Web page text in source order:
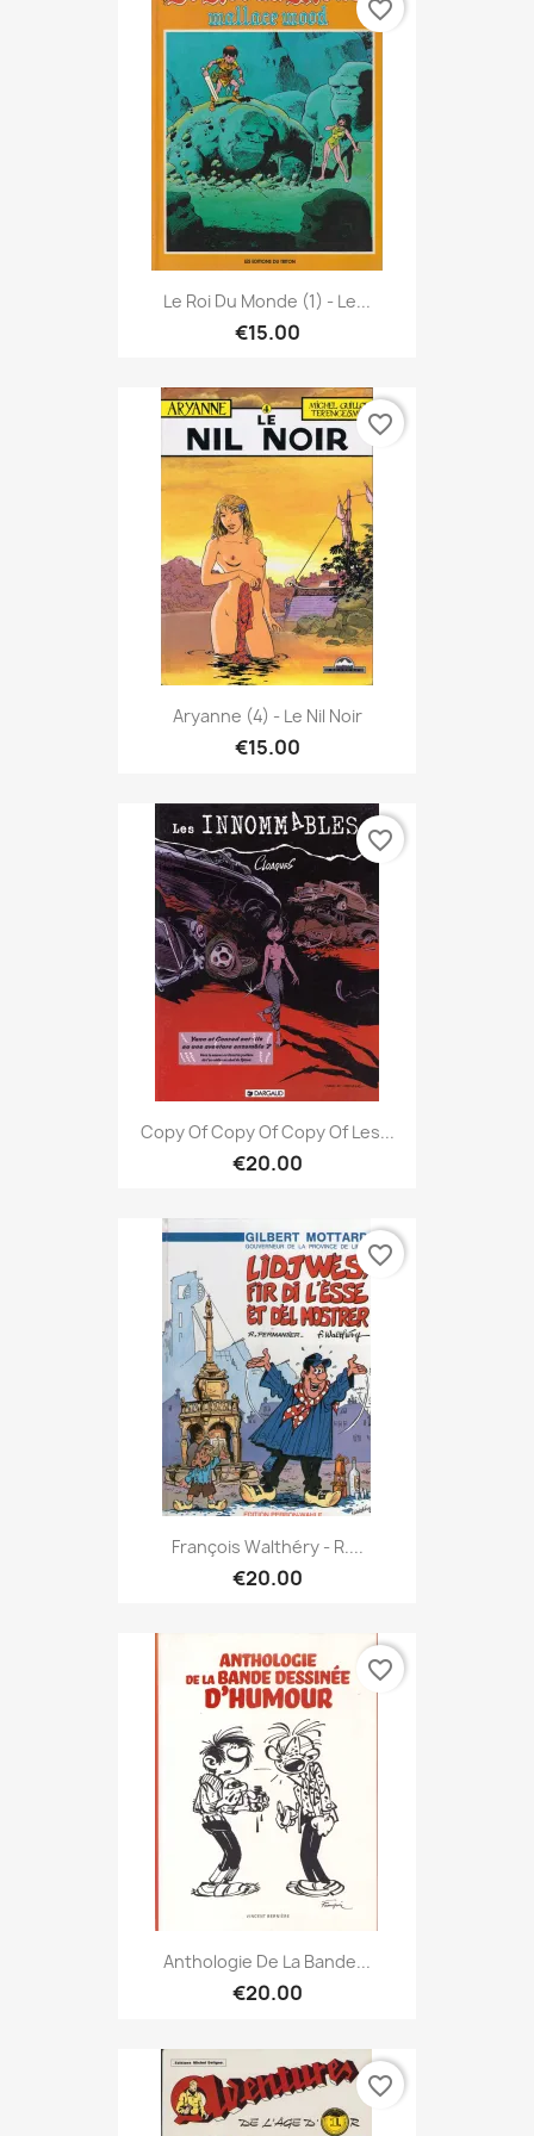
Le Roi Du Monde (1) - Le...
€15.00
favorite_border
Aryanne (4) - Le Nil Noir
€15.00
favorite_border
Copy Of Copy Of Copy Of Les...
€20.00
favorite_border
François Walthéry - R....
€20.00
favorite_border
Anthologie De La Bande...
€20.00
favorite_border
favorite_border